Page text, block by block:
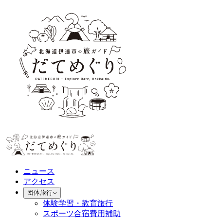
ニュース
アクセス
団体旅行
体験学習・教育旅行
スポーツ合宿費用補助